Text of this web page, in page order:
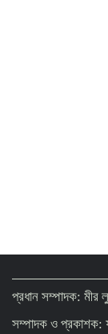
প্রধান সম্পাদক: মীর
সম্পাদক ও প্রকাশক: